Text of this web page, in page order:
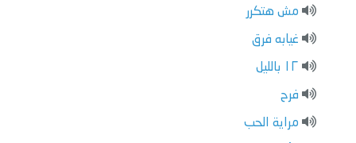
مش هتكرر
غيابه فرق
١٢ بالليل
فرح
مراية الحب